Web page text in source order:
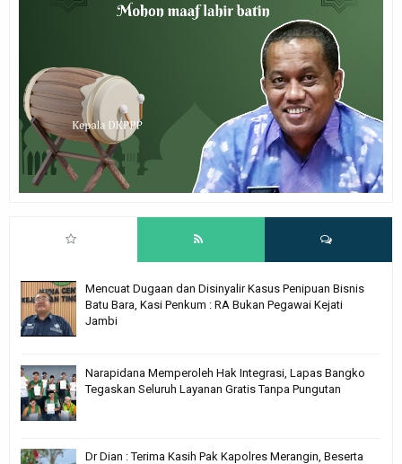
Mencuat Dugaan dan Disinyalir Kasus Penipuan Bisnis
Batu Bara, Kasi Penkum : RA Bukan Pegawai Kejati
Jambi
Narapidana Memperoleh Hak Integrasi, Lapas Bangko
Tegaskan Seluruh Layanan Gratis Tanpa Pungutan
Dr Dian : Terima Kasih Pak Kapolres Merangin, Beserta